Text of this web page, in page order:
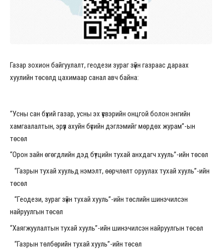
Газар зохион байгуулалт, геодези зураг зүйн газраас дараах
хуулийн төсөлд цахимаар санал авч байна:
“Усны сан бүхий газар, усны эх үүсвэрийн онцгой болон энгийн
хамгаалалтын, эрүүл ахуйн бүсийн дэглэмийг мөрдөх журам”-ын
төсөл
“Орон зайн өгөгдлийн дэд бүтцийн тухай анхдагч хууль”-ийн төсөл
“Газрын тухай хуульд нэмэлт, өөрчлөлт оруулах тухай хууль”-ийн
төсөл
“Геодези, зураг зүйн тухай хууль”-ийн төслийн шинэчилсэн
найруулгын төсөл
“Хаягжуулалтын тухай хууль”-ийн шинэчилсэн найруулгын төсөл
“Газрын төлбөрийн тухай хууль”-ийн төсөл